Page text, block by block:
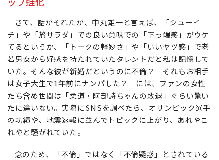
さて、話がそれたが、中丸雄一と言えば、「シューイ
チ」や「旅サラダ」での良い意味での「下っ端感」がウケ
てるというか、「トークの軽妙さ」や「いいヤツ感」で老
若男女から好感を持たれていたタレントだと私は記憶して
いた。そんな彼が新婚だというのに不倫？ それもお相手
は女子大生で1年前にナンパした？ には、ファンの女性
たち含め世間は「柔道・阿部詩ちゃんの敗退」ぐらい驚い
たに違いない。実際にSNSを調べたら、オリンピック選手
の功績や、地震速報に並んでトピックに上がり、あれやこ
れやと騒がれていた。
念のため、「不倫」ではなく「不倫疑惑」とされている